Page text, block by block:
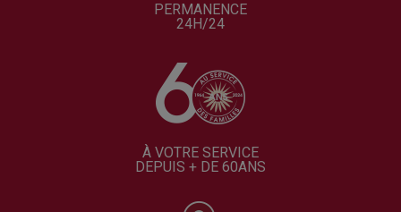
PERMANENCE
24H/24
À VOTRE SERVICE
DEPUIS + DE 60ANS